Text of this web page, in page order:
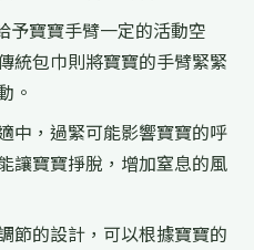
予寶寶手臂一定的活動空
統包巾則將寶寶的手臂緊緊
。
中，過緊可能影響寶寶的呼
讓寶寶掙脫，增加窒息的風
節的設計，可以根據寶寶的